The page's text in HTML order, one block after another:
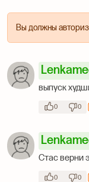
Вы должны
выпуск
0 0
Стас верни
0 0